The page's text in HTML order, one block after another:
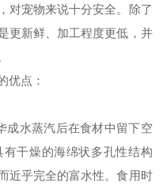
对宠物来说十分安全。除了
更新鲜、加工程度更低，并
优点：
水蒸汽后在食材中留下空
干燥的海绵状多孔性结构
近乎完全的富水性。食用时